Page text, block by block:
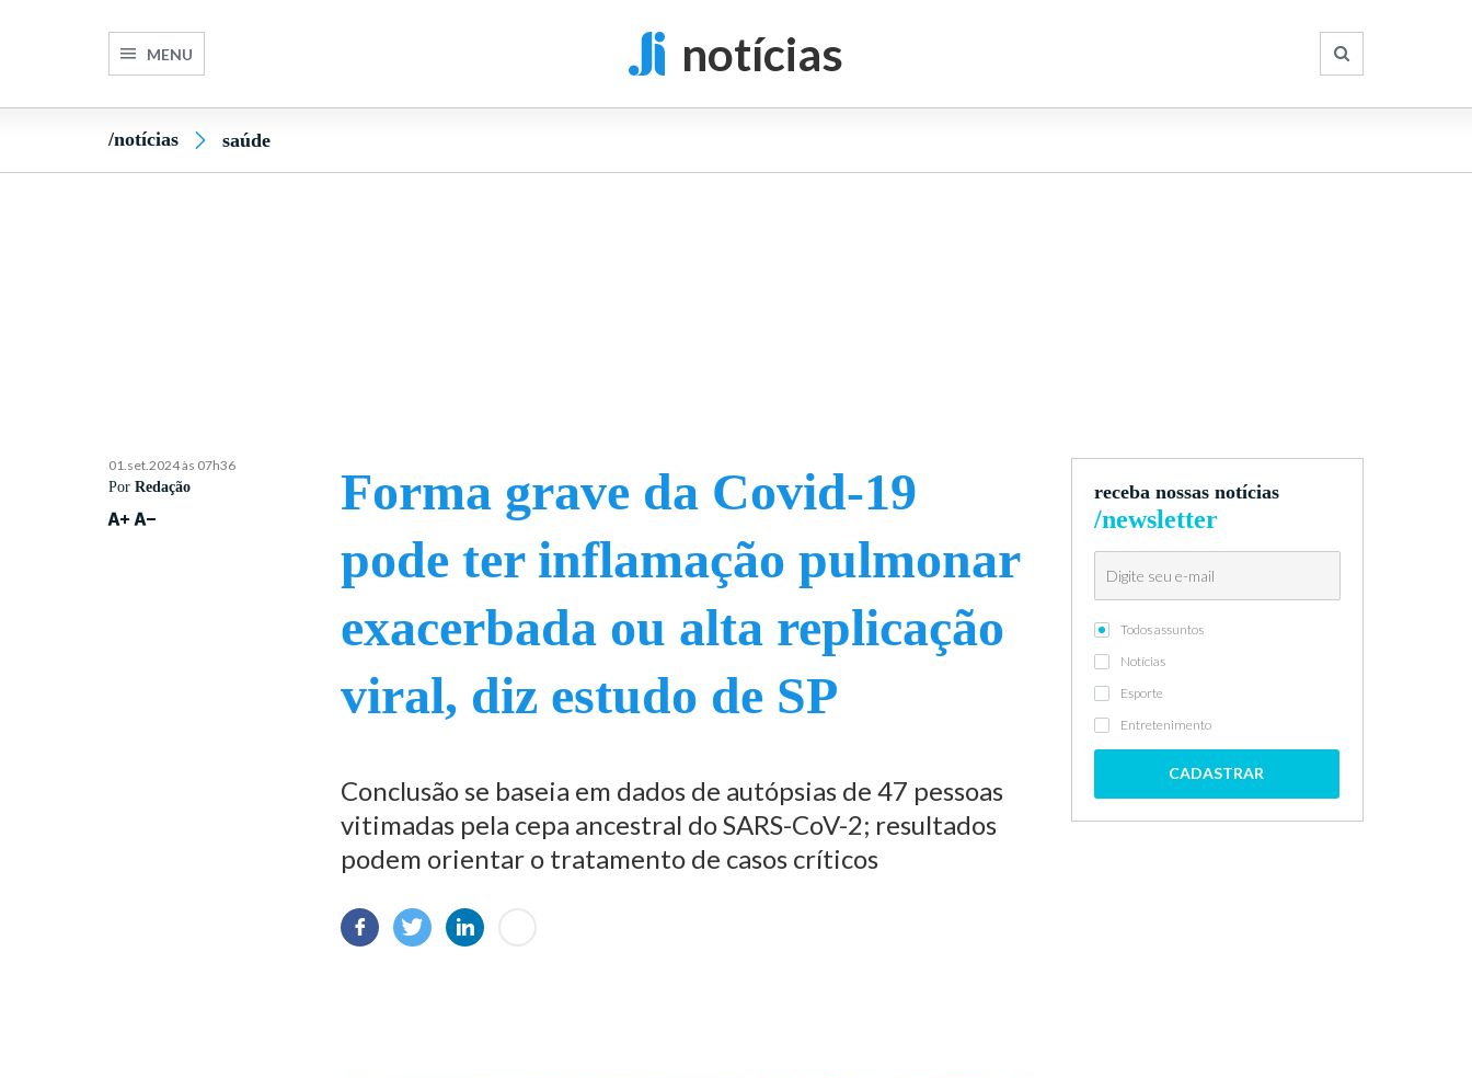
MENU notícias
/notícias saúde
01.set.2024 às 07h36
PorRedação
Forma grave da Covid-19
pode ter inflamação pulmonar
exacerbada ou alta replicação
viral, diz estudo de SP
Conclusão se baseia em dados de autópsias de 47 pessoas
vitimadas pela cepa ancestral do SARS-CoV-2; resultados
podem orientar o tratamento de casos críticos
receba nossas notícias
/newsletter
Todos assuntos
Notícias
Esporte
Entretenimento
CADASTRAR